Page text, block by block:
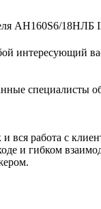
АН160S6/18НЛБ
интересующий
специалисты
вся работа с
и гибком